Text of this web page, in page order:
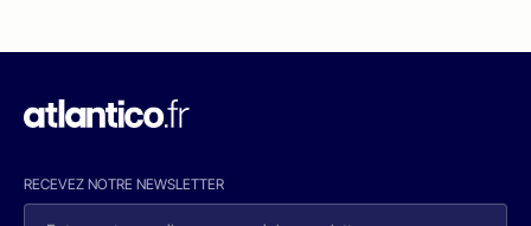
RECEVEZ NOTRE NEWSLETTER